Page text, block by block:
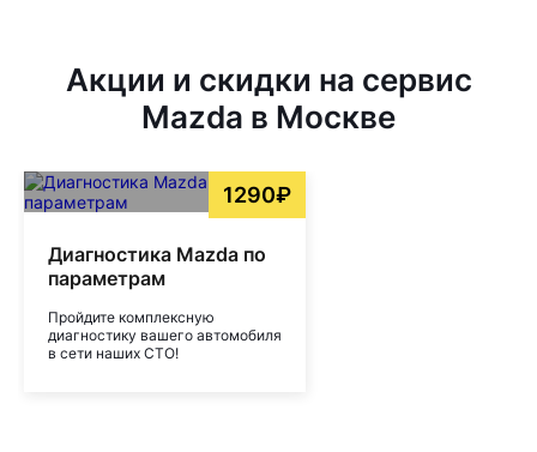
Акции и скидки на сервис
Mazda в Москве
1290₽
Диагностика Mazda по
параметрам
Пройдите комплексную
диагностику вашего автомобиля
в сети наших СТО!